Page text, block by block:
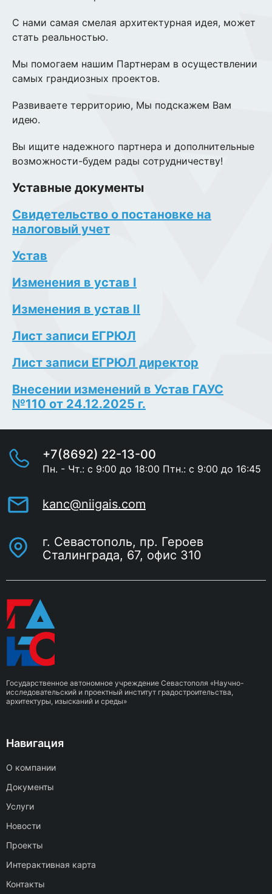
С нами самая смелая архитектурная идея, может
стать реальностью.
Мы помогаем нашим Партнерам в осуществлении
самых грандиозных проектов.
Развиваете территорию, Мы подскажем Вам
идею.
Вы ищите надежного партнера и дополнительные
возможности-будем рады сотрудничеству!
Уставные документы
Свидетельство о постановке на
налоговый учет
Устав
Изменения в устав I
Изменения в устав II
Лист записи ЕГРЮЛ
Лист записи ЕГРЮЛ директор
Внесении изменений в Устав ГАУС
№110 от 24.12.2025 г.
+7(8692) 22-13-00
Пн. - Чт.: с 9:00 до 18:00 Птн.: с 9:00 до 16:45
kanc@niigais.com
г. Севастополь, пр. Героев
Сталинграда, 67, офис 310
Государственное автономное учреждение Севастополя «Научно-
исследовательский и проектный институт градостроительства,
архитектуры, изысканий и среды»
Навигация
О компании
Документы
Услуги
Новости
Проекты
Интерактивная карта
Контакты